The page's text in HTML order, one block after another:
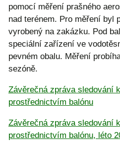
pomocí měření prašného
nad terénem. Pro měření byl
vyrobený na zakázku. Pod
speciální zařízení ve
pevném obalu. Měření
sezóně.
Závěrečná zpráva sledování
prostřednictvím balónu
Závěrečná zpráva sledování
prostřednictvím balónu, léto